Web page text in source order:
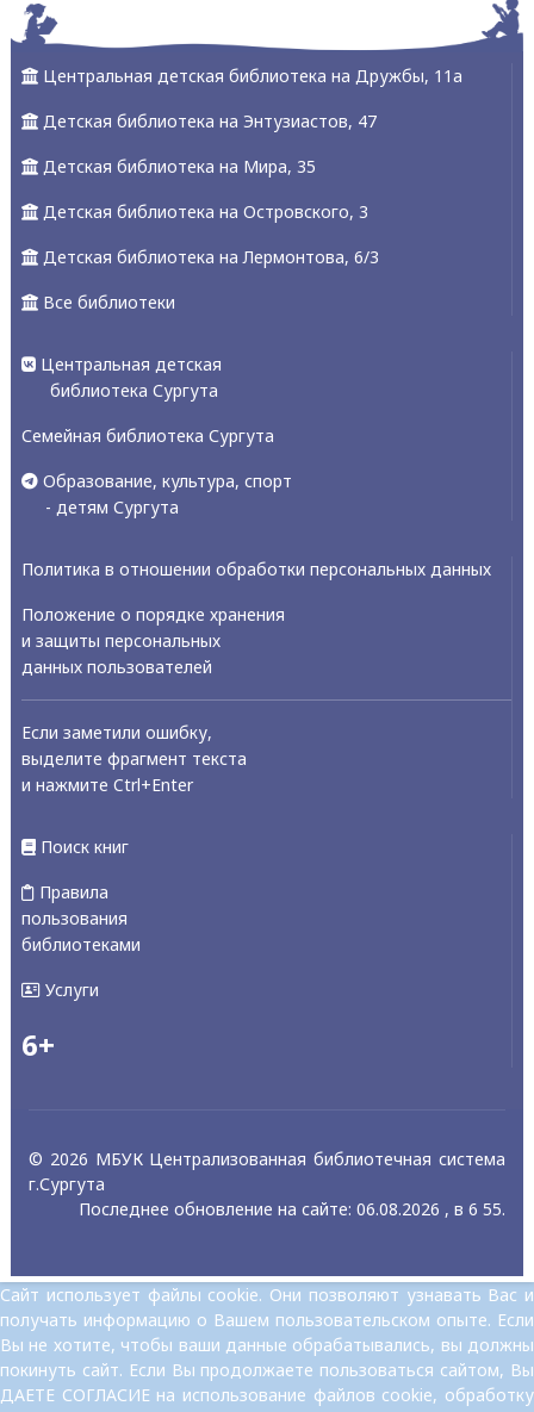
Центральная детская библиотека на Дружбы, 11а
Детская библиотека на Энтузиастов, 47
Детская библиотека на Мира, 35
Детская библиотека на Островского, 3
Детская библиотека на Лермонтова, 6/3
Все библиотеки
Центральная детская
библиотека Сургута
Семейная библиотека Сургута
Образование, культура, спорт
- детям Сургута
Политика в отношении обработки персональных данных
Положение о порядке хранения
и защиты персональных
данных пользователей
Если заметили ошибку,
выделите фрагмент текста
и нажмите Ctrl+Enter
Поиск книг
Правила
пользования
библиотеками
Услуги
6+
© 2026 МБУК Централизованная библиотечная система
г.Сургута
Последнее обновление на сайте: 06.08.2026 , в 6 55.
Сайт использует файлы cookie. Они позволяют узнавать Вас и
получать информацию о Вашем пользовательском опыте. Если
Вы не хотите, чтобы ваши данные обрабатывались, вы должны
покинуть сайт. Если Вы продолжаете пользоваться сайтом, Вы
ДАЕТЕ СОГЛАСИЕ на использование файлов cookie, обработку